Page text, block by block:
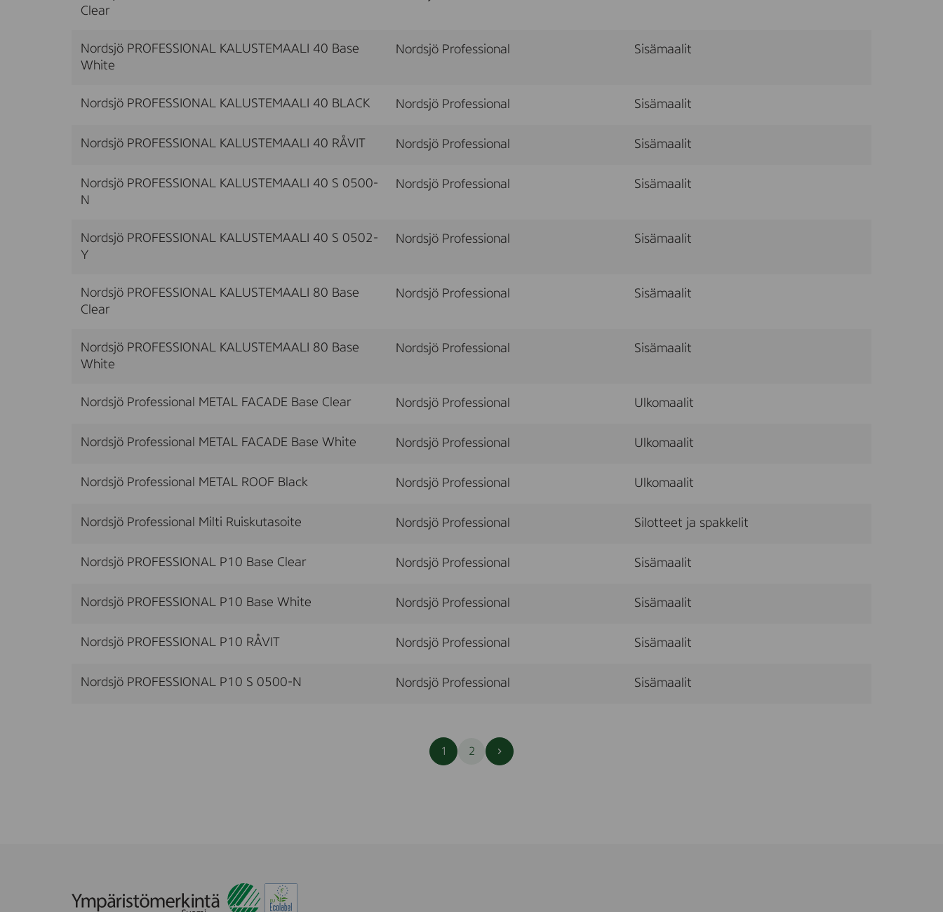
Clear
Nordsjö PROFESSIONAL KALUSTEMAALI 40 Base
White
Nordsjö Professional Sisämaalit
Nordsjö PROFESSIONAL KALUSTEMAALI 40 BLACK Nordsjö Professional Sisämaalit
Nordsjö PROFESSIONAL KALUSTEMAALI 40 RÅVIT Nordsjö Professional Sisämaalit
Nordsjö PROFESSIONAL KALUSTEMAALI 40 S 0500-
N
Nordsjö Professional Sisämaalit
Nordsjö PROFESSIONAL KALUSTEMAALI 40 S 0502-
Y
Nordsjö Professional Sisämaalit
Nordsjö PROFESSIONAL KALUSTEMAALI 80 Base
Clear
Nordsjö Professional Sisämaalit
Nordsjö PROFESSIONAL KALUSTEMAALI 80 Base
White
Nordsjö Professional Sisämaalit
Nordsjö Professional METAL FACADE Base Clear Nordsjö Professional Ulkomaalit
Nordsjö Professional METAL FACADE Base White Nordsjö Professional Ulkomaalit
Nordsjö Professional METAL ROOF Black Nordsjö Professional Ulkomaalit
Nordsjö Professional Milti Ruiskutasoite Nordsjö Professional Silotteet ja spakkelit
Nordsjö PROFESSIONAL P10 Base Clear Nordsjö Professional Sisämaalit
Nordsjö PROFESSIONAL P10 Base White Nordsjö Professional Sisämaalit
Nordsjö PROFESSIONAL P10 RÅVIT Nordsjö Professional Sisämaalit
Nordsjö PROFESSIONAL P10 S 0500-N Nordsjö Professional Sisämaalit
1 2
Seuraava
sivu